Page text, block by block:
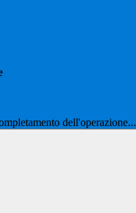
dell'operazione...